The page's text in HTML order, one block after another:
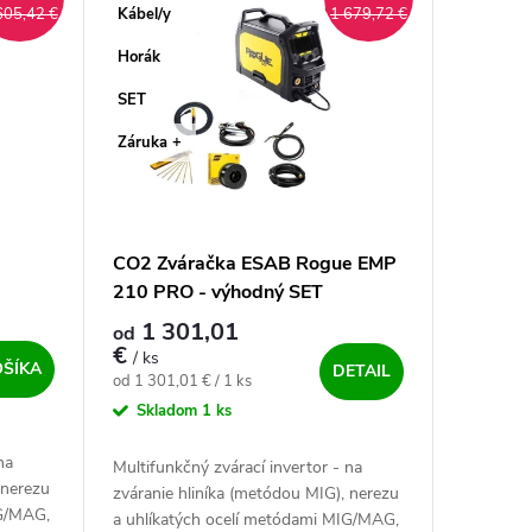
€
MAG,
Kábel/y
Horák
SET
Záruka +
1 679,72 €
CO2 Zváračka ESAB Rogue EMP
210 PRO - výhodný SET
od 1 301,01
€/ ks
Jednotková cena:
od 1 301,01 € / 1 ks
Skladom 1 ks
DETAIL
Multifunkčný zvárací invertor - na
zváranie hliníka (metódou MIG), nerezu
a uhlíkatých ocelí metódami MIG/MAG,